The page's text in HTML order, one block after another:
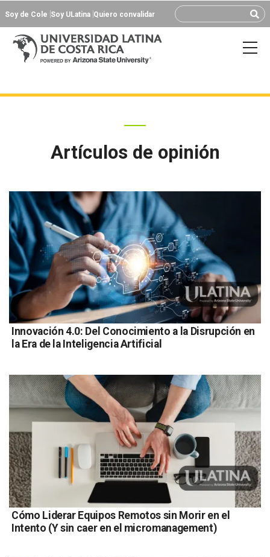
Soy de Cole Soy ULatina Quiero convalidar
Artículos de opinión
Innovación 4.0: Del Conocimiento a la Disrupción en
la Era de la Inteligencia Artificial
Cómo Liderar Equipos Remotos sin Morir en el
Intento (Y sin caer en el micromanagement)